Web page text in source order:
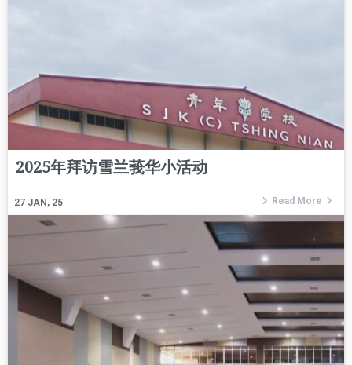
2025年拜访雪兰莪华小活动
27 JAN, 25 Read More